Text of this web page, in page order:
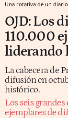
Una rotativa de un
OJD: Los
110.000
liderando
La cabecera de
difusión en
histórico.
Los seis
ejemplares de